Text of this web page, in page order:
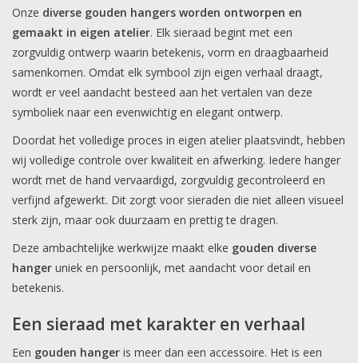
Onze diverse gouden hangers worden ontworpen en
gemaakt in eigen atelier. Elk sieraad begint met een
zorgvuldig ontwerp waarin betekenis, vorm en draagbaarheid
samenkomen. Omdat elk symbool zijn eigen verhaal draagt,
wordt er veel aandacht besteed aan het vertalen van deze
symboliek naar een evenwichtig en elegant ontwerp.
Doordat het volledige proces in eigen atelier plaatsvindt, hebben
wij volledige controle over kwaliteit en afwerking. Iedere hanger
wordt met de hand vervaardigd, zorgvuldig gecontroleerd en
verfijnd afgewerkt. Dit zorgt voor sieraden die niet alleen visueel
sterk zijn, maar ook duurzaam en prettig te dragen.
Deze ambachtelijke werkwijze maakt elke gouden diverse
hanger uniek en persoonlijk, met aandacht voor detail en
betekenis.
Een sieraad met karakter en verhaal
Een gouden hanger is meer dan een accessoire. Het is een